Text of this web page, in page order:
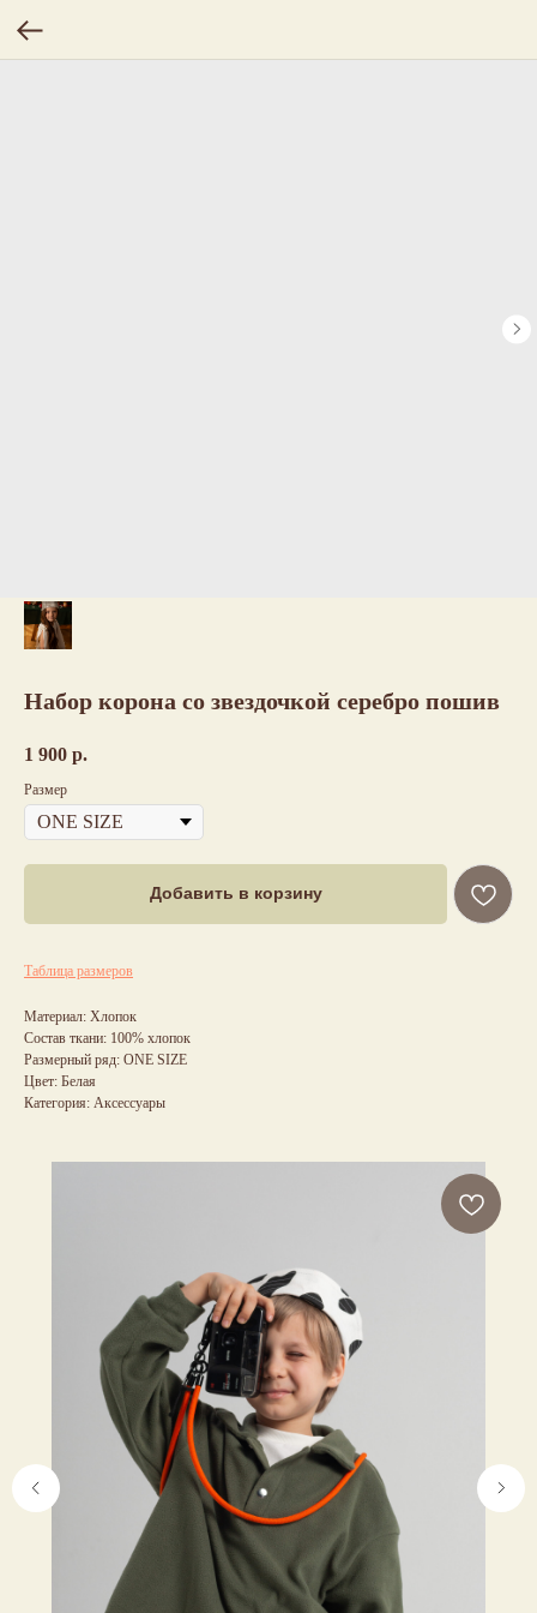
Набор корона со звездочкой серебро пошив
1 900 р.
Размер
Добавить в корзину
Таблица размеров
Материал: Хлопок
Состав ткани: 100% хлопок
Размерный ряд: ONE SIZE
Цвет: Белая
Категория: Аксессуары